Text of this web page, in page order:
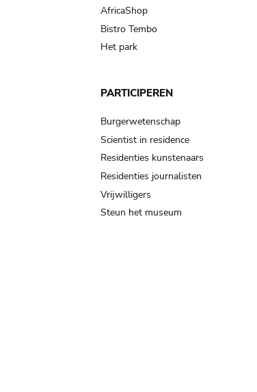
AfricaShop
Bistro Tembo
Het park
PARTICIPEREN
Burgerwetenschap
Scientist in residence
Residenties kunstenaars
Residenties journalisten
Vrijwilligers
Steun het museum